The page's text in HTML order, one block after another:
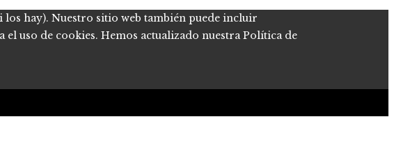
hay). Nuestro sitio web también puede incluir
el uso de cookies. Hemos actualizado nuestra Política de